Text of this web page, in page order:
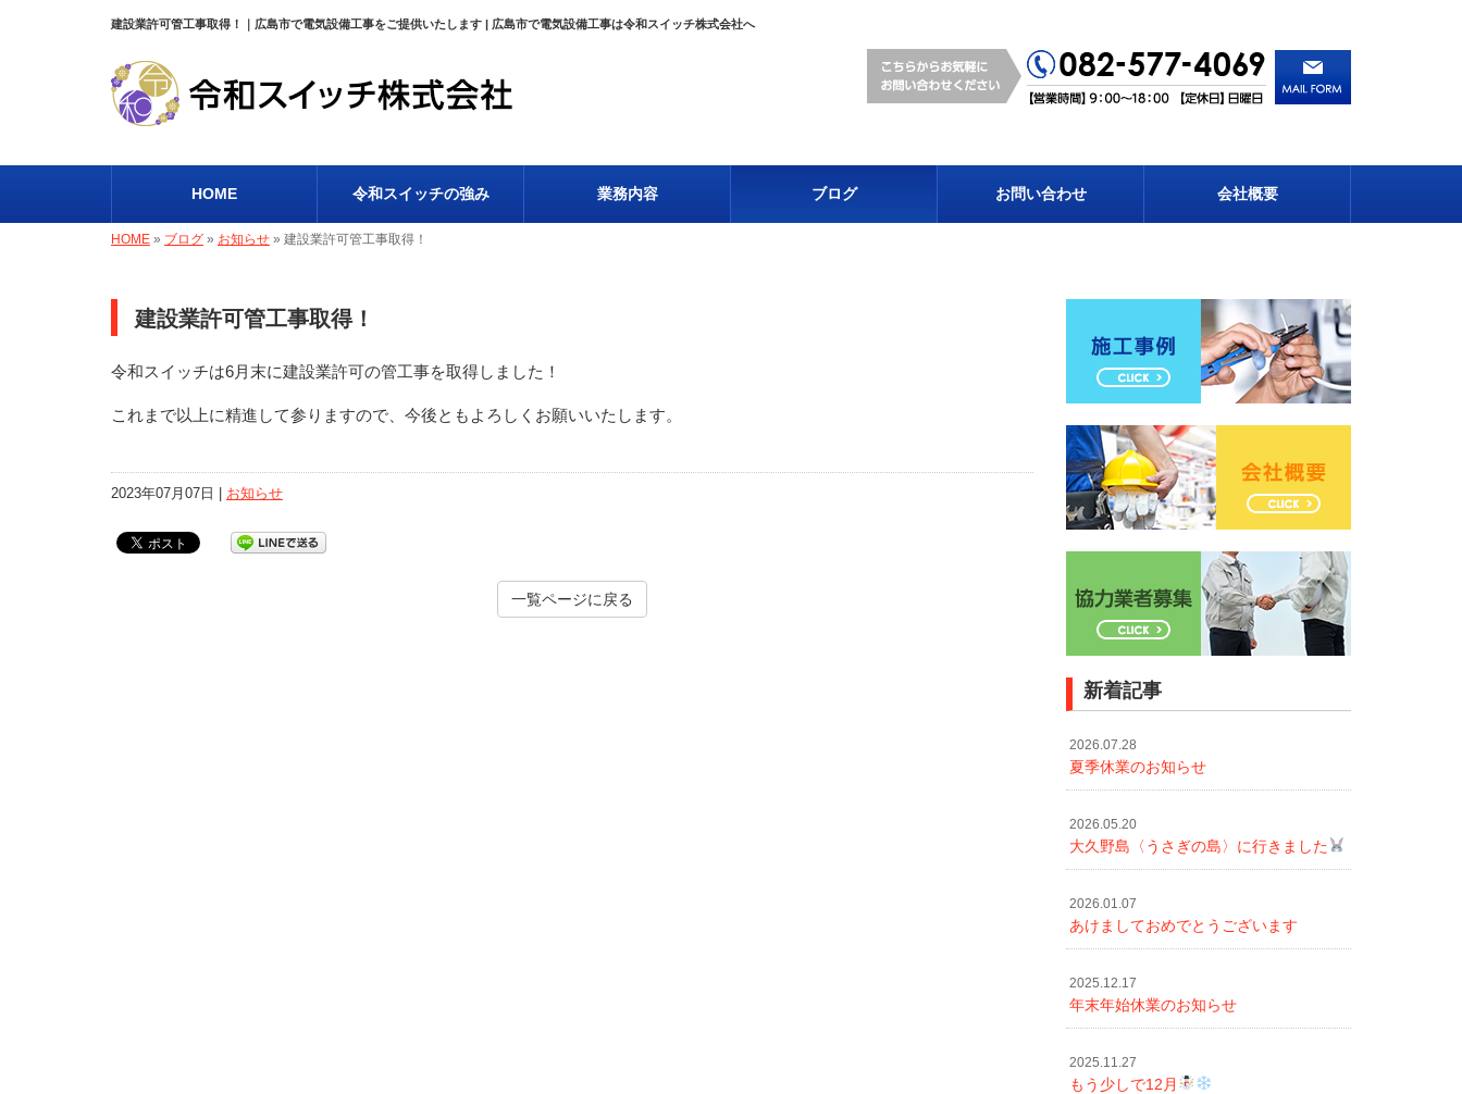
建設業許可管工事取得！｜広島市で電気設備工事をご提供いたします | 広島市で電気設備工事は令和スイッチ株式会社へ
HOME 令和スイッチの強み 業務内容 ブログ お問い合わせ 会社概要
HOME » ブログ » お知らせ » 建設業許可管工事取得！
建設業許可管工事取得！
令和スイッチは6月末に建設業許可の管工事を取得しました！
これまで以上に精進して参りますので、今後ともよろしくお願いいたします。
2023年07月07日 | お知らせ
一覧ページに戻る
新着記事
2026.07.28
夏季休業のお知らせ
2026.05.20
大久野島〈うさぎの島〉に行きました
2026.01.07
あけましておめでとうございます
2025.12.17
年末年始休業のお知らせ
2025.11.27
もう少しで12月